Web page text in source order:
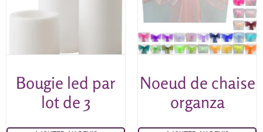
Bougie led par
lot de 3
Noeud de chaise
organza